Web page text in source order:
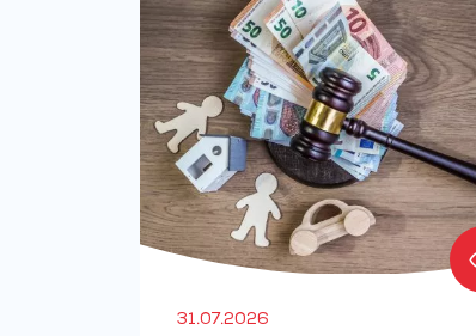
31.07.2026